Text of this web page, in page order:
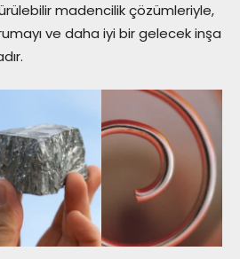
madencilik çözümleriyle,
ve daha iyi bir gelecek inşa